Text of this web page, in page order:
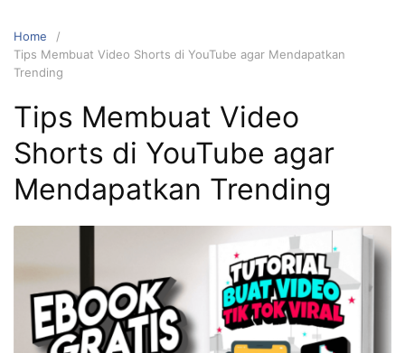
Home
Tips Membuat Video Shorts di YouTube agar Mendapatkan
Trending
Tips Membuat Video
Shorts di YouTube agar
Mendapatkan Trending